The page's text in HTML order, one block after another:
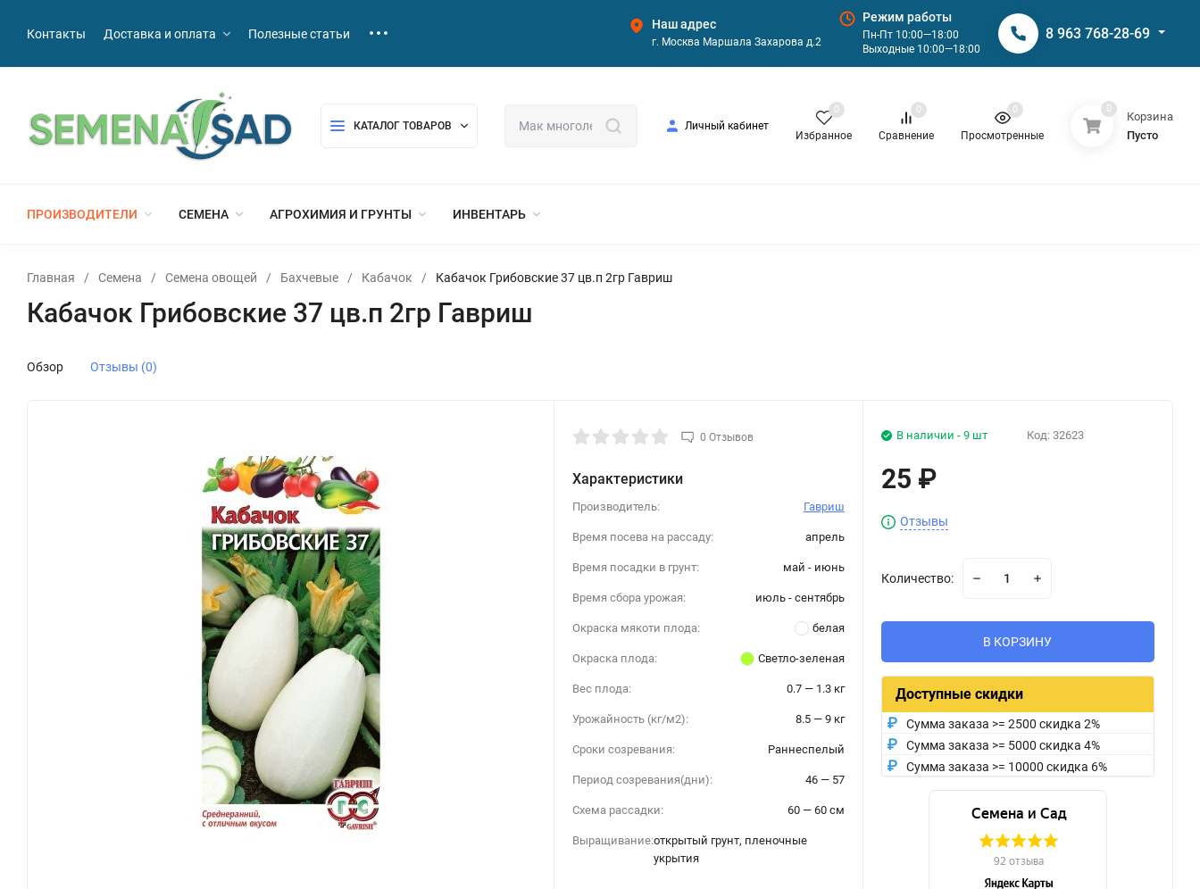
Контакты Доставка и оплата Полезные статьи
Наш адрес
г. Москва Маршала Захарова д.2
Режим работы
Пн-Пт 10:00—18:00
Выходные 10:00—18:00
8 963 768-28-69
КАТАЛОГ ТОВАРОВ
Личный кабинет
Избранное
0
Сравнение
0
Просмотренные
0 0
Корзина
Пусто
ПРОИЗВОДИТЕЛИ СЕМЕНА АГРОХИМИЯ И ГРУНТЫ ИНВЕНТАРЬ
Главная / Семена / Семена овощей / Бахчевые / Кабачок / Кабачок Грибовские 37 цв.п 2гр Гавриш
Кабачок Грибовские 37 цв.п 2гр Гавриш
Обзор Отзывы (0)
0 Отзывов
Характеристики
Производитель: Гавриш
Время посева на рассаду: апрель
Время посадки в грунт: май - июнь
Время сбора урожая: июль - сентябрь
Окраска мякоти плода: белая
Окраска плода: Светло-зеленая
Вес плода: 0.7 — 1.3 кг
Урожайность (кг/м2): 8.5 — 9 кг
Сроки созревания: Раннеспелый
Период созревания(дни): 46 — 57
Схема рассадки: 60 — 60 см
Выращивание:открытый грунт, пленочные
укрытия
В наличии - 9 шт Код: 32623
25 ₽
Отзывы
Количество:
В КОРЗИНУ
Доступные скидки
Сумма заказа >= 2500 скидка 2%
Сумма заказа >= 5000 скидка 4%
Сумма заказа >= 10000 скидка 6%